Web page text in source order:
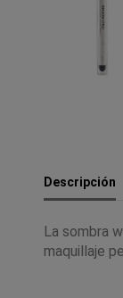
Descripción
La sombra
maquillaje